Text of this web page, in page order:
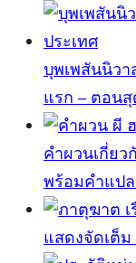
บุพเพสันนิว
แรก – ตอน
คำผวนเกี่ยว
พร้อมคำแป
แสดงจัดเต็ม